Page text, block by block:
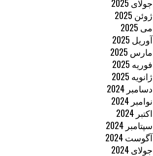
جولای 2025
ژوئن 2025
می 2025
آوریل 2025
مارس 2025
فوریه 2025
ژانویه 2025
دسامبر 2024
نوامبر 2024
اکتبر 2024
سپتامبر 2024
آگوست 2024
جولای 2024